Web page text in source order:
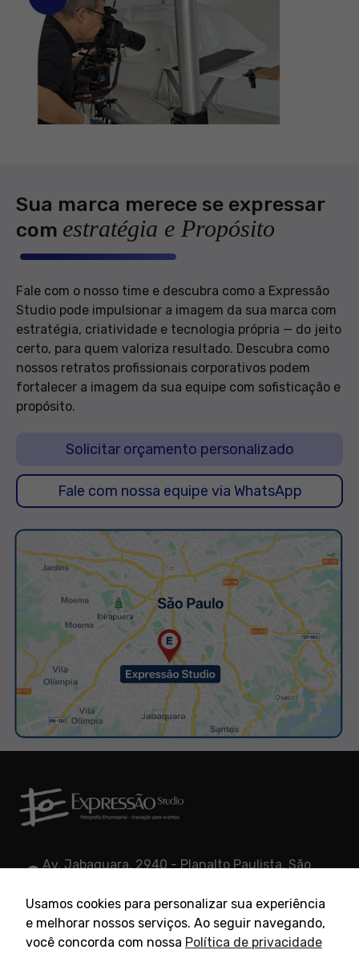
Sua marca merece se expressar
com estratégia e Propósito
Fale com o nosso time e descubra como a Expressão
Studio pode impulsionar a imagem da sua marca com
estratégia, criatividade e tecnologia própria — do jeito
certo, para quem valoriza resultado. Descubra como
nossos retratos profissionais corporativos podem
fortalecer a imagem da sua equipe com sofisticação e
propósito.
Solicitar orçamento personalizado
Fale com nossa equipe via WhatsApp
Av. Jabaquara, 2940 - Planalto Paulista, São
(11) 5583-1476
Usamos cookies para personalizar sua experiência
e melhorar nossos serviços. Ao seguir navegando,
você concorda com nossa Política de privacidade